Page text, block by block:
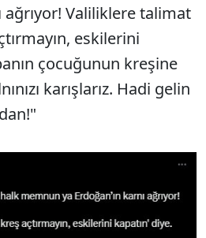
ağrıyor! Valiliklere talimat
eskilerini
çocuğunun kreşine
karışlarız. Hadi gelin